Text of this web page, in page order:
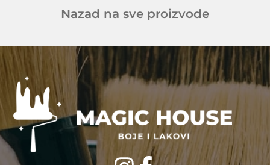
Nazad na sve proizvode